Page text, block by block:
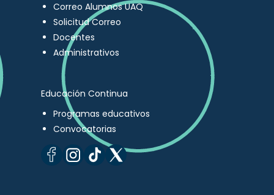
Correo Alumnos UAQ
Solicitud Correo
Docentes
Administrativos
Educación Continua
Programas educativos
Convocatorias